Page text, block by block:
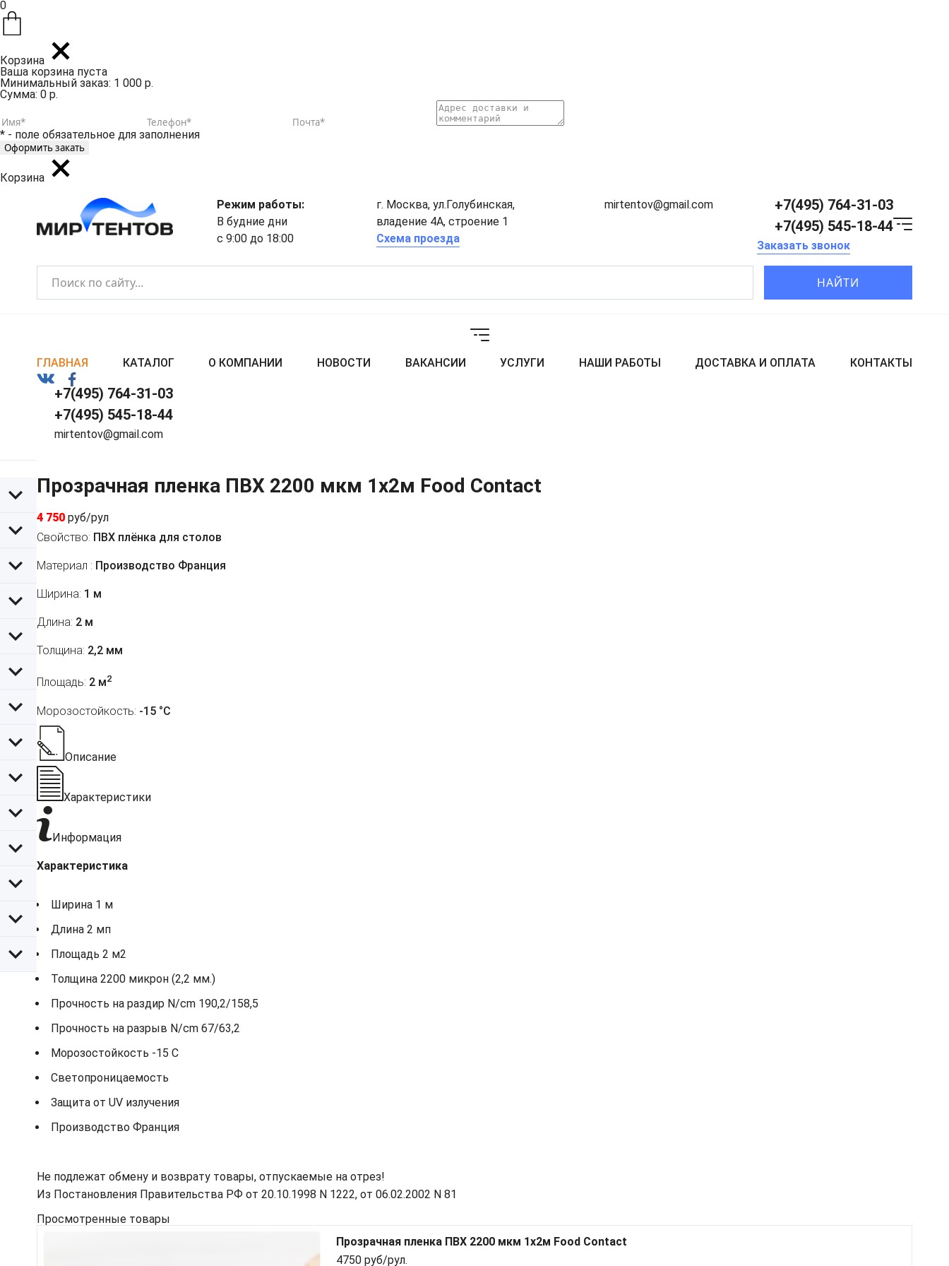
0
Корзина
Ваша корзина пуста
Минимальный заказ: 1 000 р.
Сумма: 0 р.
* - поле обязательное для заполнения
Корзина
Режим работы:
В будние дни
с 9:00 до 18:00
г. Москва, ул.Голубинская,
владение 4А, строение 1
Схема проезда
mirtentov@gmail.com
+7(495) 764-31-03
+7(495) 545-18-44
Заказать звонок
НАЙТИ
ГЛАВНАЯ КАТАЛОГ О КОМПАНИИ НОВОСТИ ВАКАНСИИ УСЛУГИ НАШИ РАБОТЫ ДОСТАВКА И ОПЛАТА КОНТАКТЫ
+7(495) 764-31-03
+7(495) 545-18-44
mirtentov@gmail.com
Прозрачная пленка ПВХ 2200 мкм 1x2м Food Contact
4 750 руб/рул
Свойство: ПВХ плёнка для столов
Материал : Производство Франция
Ширина: 1 м
Длина: 2 м
Толщина: 2,2 мм
Площадь: 2 м2
Морозостойкость: -15 °С
Описание
Характеристики
Информация
Характеристика
Ширина 1 м
Длина 2 мп
Площадь 2 м2
Толщина 2200 микрон (2,2 мм.)
Прочность на раздир N/cm 190,2/158,5
Прочность на разрыв N/cm 67/63,2
Морозостойкость -15 С
Светопроницаемость
Защита от UV излучения
Производство Франция
Не подлежат обмену и возврату товары, отпускаемые на отрез!
Из Постановления Правительства РФ от 20.10.1998 N 1222, от 06.02.2002 N 81
Просмотренные товары
Прозрачная пленка ПВХ 2200 мкм 1x2м Food Contact
4750 руб/рул.